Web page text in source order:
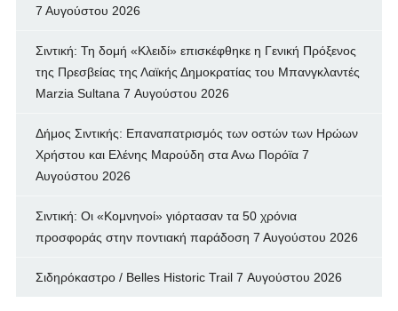
7 Αυγούστου 2026
Σιντική: Τη δομή «Κλειδί» επισκέφθηκε η Γενική Πρόξενος
της Πρεσβείας της Λαϊκής Δημοκρατίας του Μπανγκλαντές
Marzia Sultana 7 Αυγούστου 2026
Δήμος Σιντικής: Επαναπατρισμός των oστών των Ηρώων
Χρήστου και Ελένης Μαρούδη στα Ανω Πορόϊα 7
Αυγούστου 2026
Σιντική: Οι «Κομνηνοί» γιόρτασαν τα 50 χρόνια
προσφοράς στην ποντιακή παράδοση 7 Αυγούστου 2026
Σιδηρόκαστρο / Belles Historic Trail 7 Αυγούστου 2026